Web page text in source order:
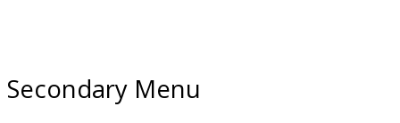
AGEN ALAT OLAHRAGA
Menyediakan Alat Olahraga
Secondary Menu